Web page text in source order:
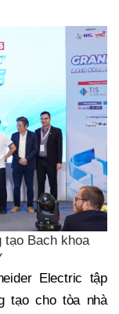
Bach khoa
Electric tập
tạo cho tòa nhà